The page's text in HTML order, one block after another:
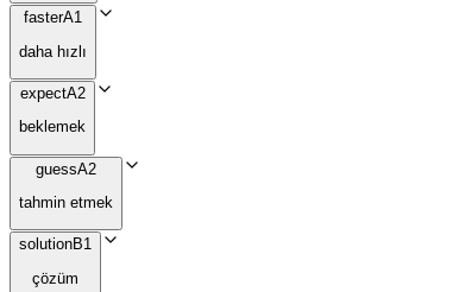
fasterA1
daha hızlı
expectA2
beklemek
guessA2
tahmin etmek
solutionB1
çözüm